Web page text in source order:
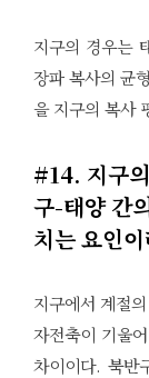
지구의 경우는
장파 복사의 균
을 지구의 복사
#14. 지구
구-태양 간
치는 요인
지구에서 계절
자전축이 기울
차이이다. 북반